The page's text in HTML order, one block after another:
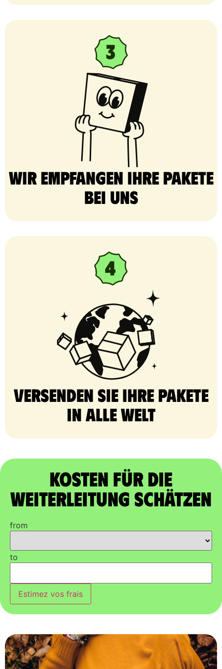
Wir empfangen Ihre Pakete
bei uns
Versenden Sie Ihre Pakete
in alle Welt
Kosten für die
Weiterleitung schätzen
from
to
Estimez vos frais